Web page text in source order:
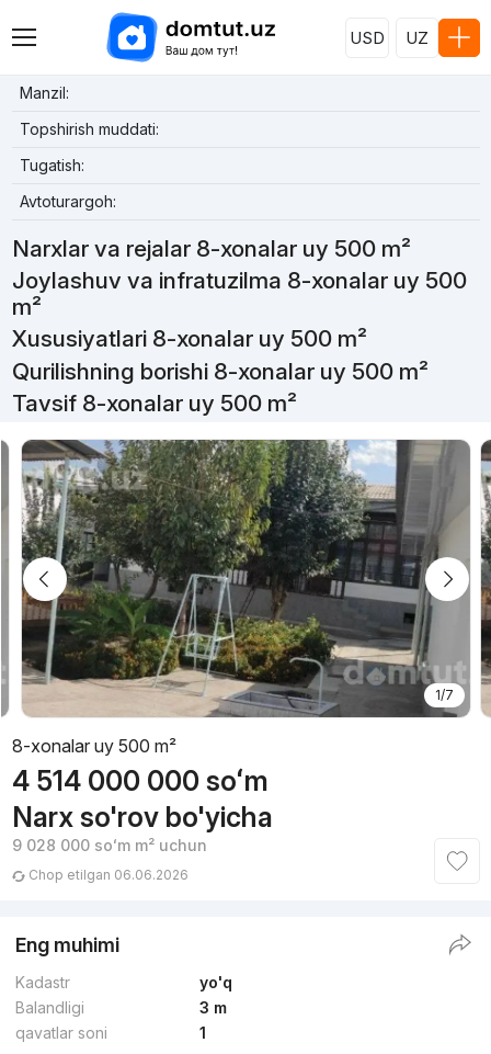
USD UZ
Manzil:
Topshirish muddati:
Tugatish:
Avtoturargoh:
Narxlar va rejalar 8-xonalar uy 500 m²
Joylashuv va infratuzilma 8-xonalar uy 500
m²
Xususiyatlari 8-xonalar uy 500 m²
Qurilishning borishi 8-xonalar uy 500 m²
Tavsif 8-xonalar uy 500 m²
1/7
8-xonalar uy 500 m²
4 514 000 000 soʻm
Narx so'rov bo'yicha
9 028 000 soʻmm² uchun
Chop etilgan 06.06.2026
Eng muhimi
Kadastr
yo'q
Balandligi
3 m
qavatlar soni
1